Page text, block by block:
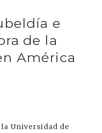
e
de la
América
Universidad de